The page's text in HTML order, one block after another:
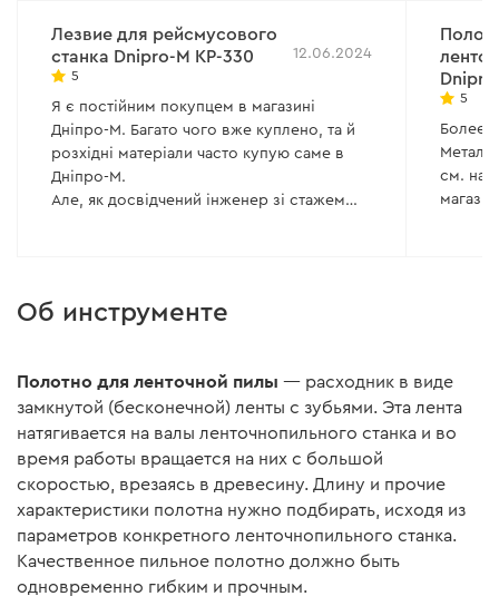
Лезвие для рейсмусового
станка Dnipro-M KP-330
5
12.06.2024
Я є постійним покупцем в магазині
Дніпро-М. Багато чого вже куплено, та й
розхідні матеріали часто купую саме в
Дніпро-М.
Але, як досвідчений інженер зі стажем
Логістика, кажете дуже швидка? Більшість
доводиться чекати місяцями, або на деякі
товари, які закінчилися, а нової партії
нема?
Сталь високоякісна? А чому за відгуками
користувачів ця високоякісна сталь
досить швидко втрачає гостроту?
Давно придивляюся до цього рейсмуса,
5
Более
Металл
см. на
Об инструменте
Полотно для ленточной пилы — расходник в виде
замкнутой (бесконечной) ленты с зубьями. Эта лента
натягивается на валы ленточнопильного станка и во
время работы вращается на них с большой
скоростью, врезаясь в древесину. Длину и прочие
характеристики полотна нужно подбирать, исходя из
параметров конкретного ленточнопильного станка.
Качественное пильное полотно должно быть
одновременно гибким и прочным.